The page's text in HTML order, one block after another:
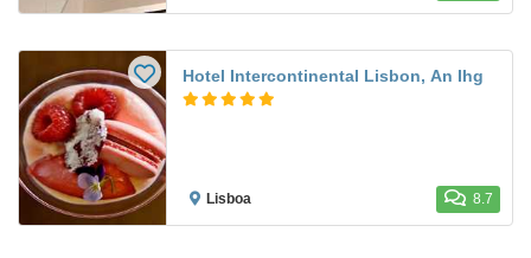
Hotel Intercontinental Lisbon, An Ihg
Lisboa 8.7